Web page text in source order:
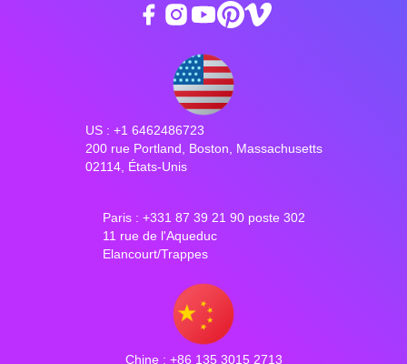
US : +1 6462486723
200 rue Portland, Boston, Massachusetts
02114, États-Unis
Paris : +331 87 39 21 90 poste 302
11 rue de l'Aqueduc
Elancourt/Trappes
Chine : +86 135 3015 2713